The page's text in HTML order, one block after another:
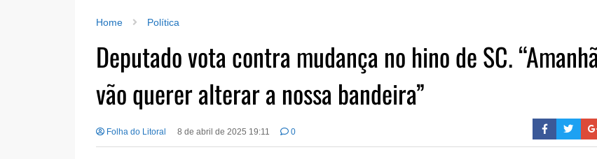
Home Política
Deputado vota contra mudança no hino de SC.
vão querer alterar a nossa bandeira”
Folha do Litoral 8 de abril de 2025 19:11 0